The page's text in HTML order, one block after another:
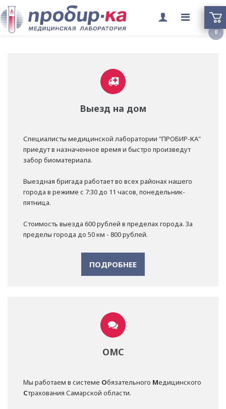
меню
Выезд на дом
Специалисты медицинской лаборатории "ПРОБИР-КА"
приедут в назначенное время и быстро произведут
забор биоматериала.
Выездная бригада работает во всех районах нашего
города в режиме с 7:30 до 11 часов, понедельник-
пятница.
Стоимость выезда 600 рублей в пределах города. За
пределы города до 50 км - 800 рублей.
ПОДРОБНЕЕ
ОМС
Мы работаем в системе Обязательного Медицинского
Страхования Самарской области.
0